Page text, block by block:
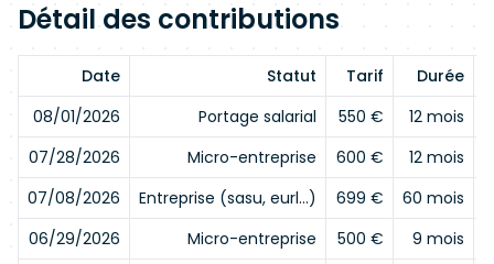
Détail des contributions
Date Statut Tarif Durée
08/01/2026
Portage salarial 550 €
12 mois
07/28/2026
Micro-entreprise 600 €
12 mois
07/08/2026
Entreprise (sasu, eurl…) 699 €
60 mois
06/29/2026
Micro-entreprise 500 €
9 mois